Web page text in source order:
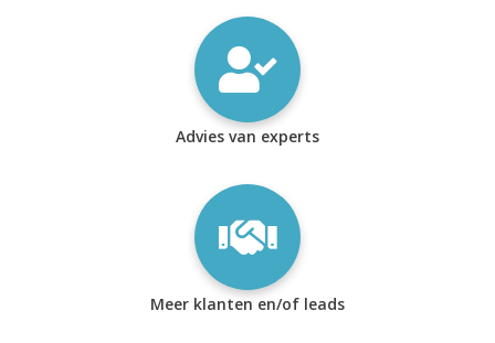
Advies van experts
Meer klanten en/of leads